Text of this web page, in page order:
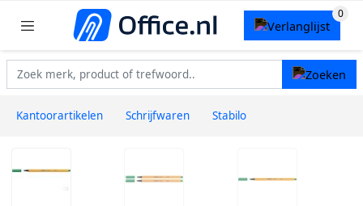
Kantoorartikelen Schrijfwaren Stabilo